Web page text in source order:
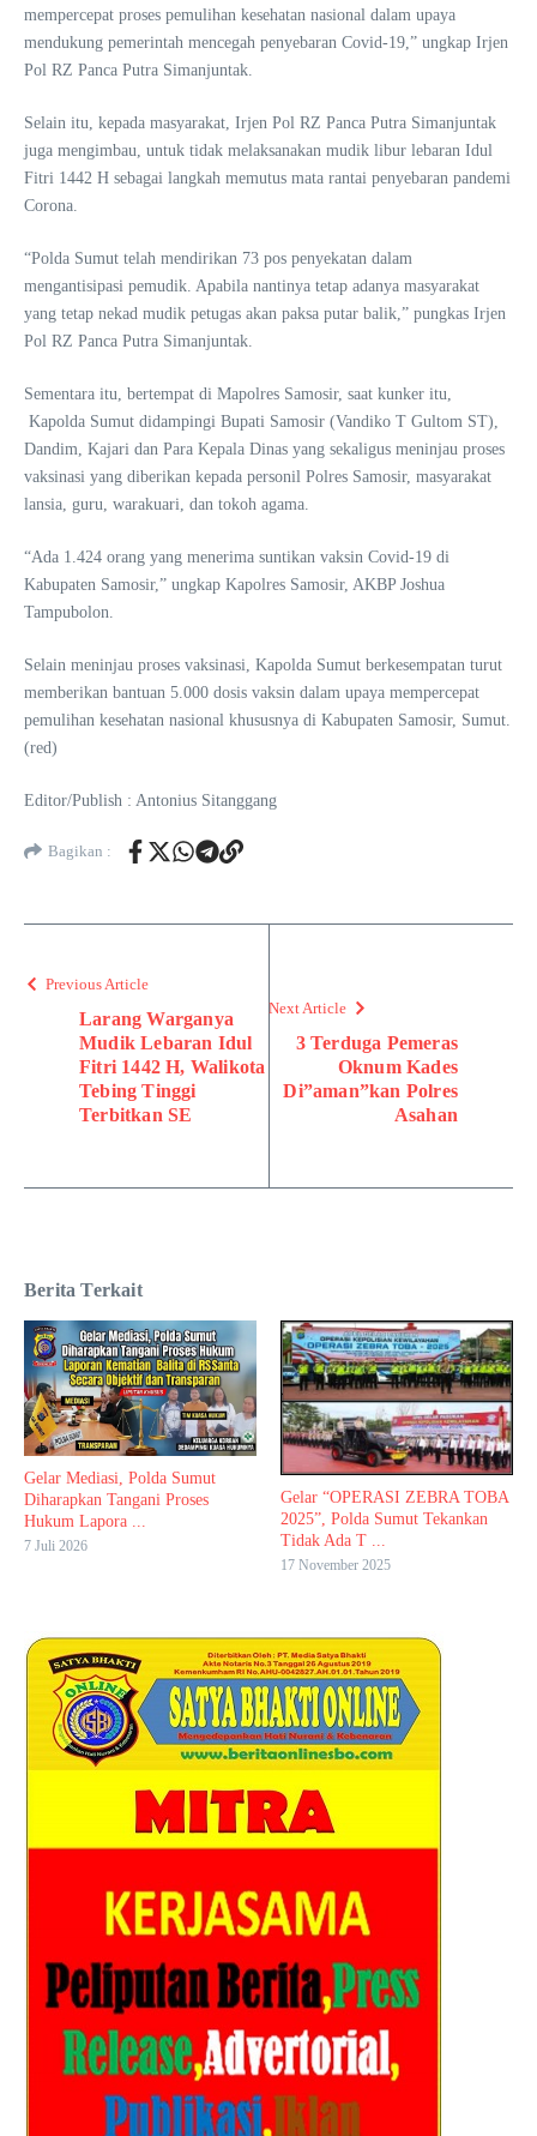
mempercepat proses pemulihan kesehatan nasional dalam upaya
mendukung pemerintah mencegah penyebaran Covid-19,” ungkap Irjen
Pol RZ Panca Putra Simanjuntak.
Selain itu, kepada masyarakat, Irjen Pol RZ Panca Putra Simanjuntak
juga mengimbau, untuk tidak melaksanakan mudik libur lebaran Idul
Fitri 1442 H sebagai langkah memutus mata rantai penyebaran pandemi
Corona.
“Polda Sumut telah mendirikan 73 pos penyekatan dalam
mengantisipasi pemudik. Apabila nantinya tetap adanya masyarakat
yang tetap nekad mudik petugas akan paksa putar balik,” pungkas Irjen
Pol RZ Panca Putra Simanjuntak.
Sementara itu, bertempat di Mapolres Samosir, saat kunker itu,
Kapolda Sumut didampingi Bupati Samosir (Vandiko T Gultom ST),
Dandim, Kajari dan Para Kepala Dinas yang sekaligus meninjau proses
vaksinasi yang diberikan kepada personil Polres Samosir, masyarakat
lansia, guru, warakuari, dan tokoh agama.
“Ada 1.424 orang yang menerima suntikan vaksin Covid-19 di
Kabupaten Samosir,” ungkap Kapolres Samosir, AKBP Joshua
Tampubolon.
Selain meninjau proses vaksinasi, Kapolda Sumut berkesempatan turut
memberikan bantuan 5.000 dosis vaksin dalam upaya mempercepat
pemulihan kesehatan nasional khususnya di Kabupaten Samosir, Sumut.
(red)
Editor/Publish : Antonius Sitanggang
Bagikan :
Previous Article
Larang Warganya
Mudik Lebaran Idul
Fitri 1442 H, Walikota
Tebing Tinggi
Terbitkan SE
Next Article
3 Terduga Pemeras
Oknum Kades
Di”aman”kan Polres
Asahan
Berita Terkait
Gelar Mediasi, Polda Sumut
Diharapkan Tangani Proses
Hukum Lapora ...
7 Juli 2026
Gelar “OPERASI ZEBRA TOBA
2025”, Polda Sumut Tekankan
Tidak Ada T ...
17 November 2025